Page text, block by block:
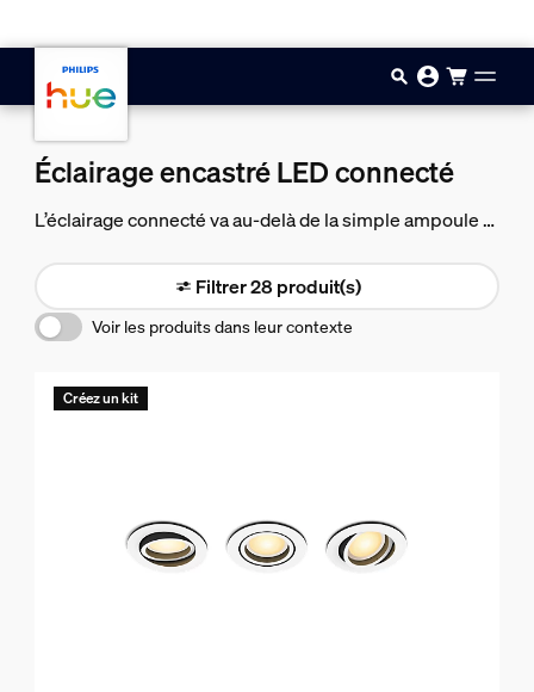
Éclairage encastré LED connecté
L’éclairage connecté va au-delà de la simple ampoule -
les tailles, y compris les downlights.
Filtrer 28 produit(s)
Voir les produits dans leur contexte
Créez un kit